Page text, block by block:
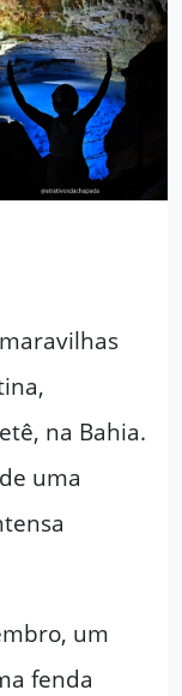
na Bahia.
uma
um
fenda